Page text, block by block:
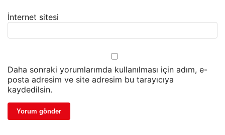
İnternet sitesi
Daha sonraki yorumlarımda kullanılması için adım, e-
posta adresim ve site adresim bu tarayıcıya
kaydedilsin.